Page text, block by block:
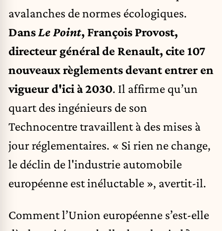
avalanches de normes écologiques.
DansLe Point, François Provost,
directeur général de Renault, cite 107
nouveaux règlements devant entrer en
vigueur d'ici à 2030. Il affirme qu’un
quart des ingénieurs de son
Technocentre travaillent à des mises à
jour réglementaires. « Si rien ne change,
le déclin de l'industrie automobile
européenne est inéluctable », avertit-il.
Comment l’Union européenne s’est-elle